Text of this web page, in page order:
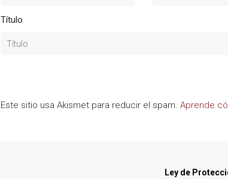
Título
Este sitio usa Akismet para reducir el spam. Aprende
Ley de